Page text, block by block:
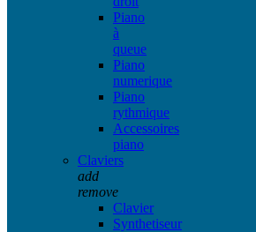
Piano
à
queue
Piano
numerique
Piano
rythmique
Accessoires
piano
Claviers
add
remove
Clavier
Synthetiseur